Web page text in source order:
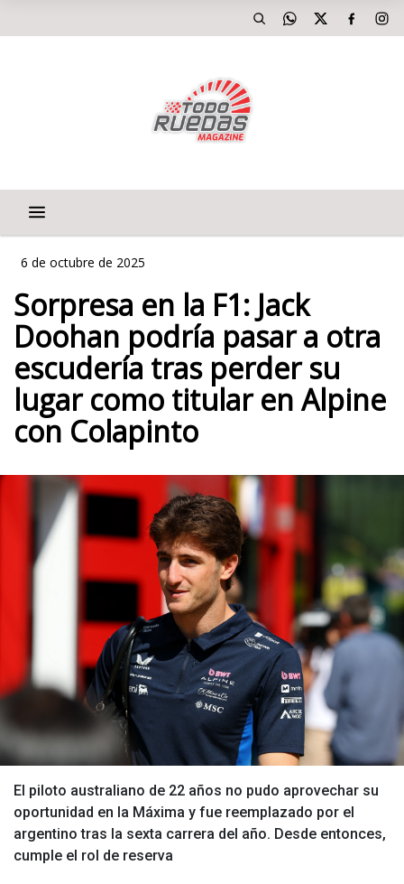
6 de octubre de 2025
Sorpresa en la F1: Jack
Doohan podría pasar a otra
escudería tras perder su
lugar como titular en Alpine
con Colapinto
El piloto australiano de 22 años no pudo aprovechar su
oportunidad en la Máxima y fue reemplazado por el
argentino tras la sexta carrera del año. Desde entonces,
cumple el rol de reserva